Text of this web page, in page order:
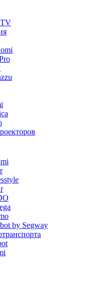
by Segway